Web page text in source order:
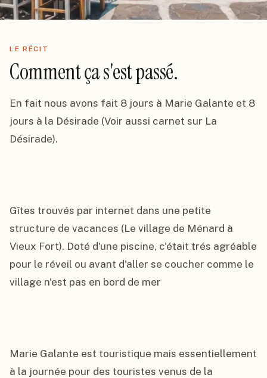
LE RÉCIT
Comment ça s'est passé.
En fait nous avons fait 8 jours à Marie Galante et 8
jours à la Désirade (Voir aussi carnet sur La
Désirade).
Gîtes trouvés par internet dans une petite
structure de vacances (Le village de Ménard à
Vieux Fort). Doté d'une piscine, c'était trés agréable
pour le réveil ou avant d'aller se coucher comme le
village n'est pas en bord de mer
Marie Galante est touristique mais essentiellement
à la journée pour des touristes venus de la